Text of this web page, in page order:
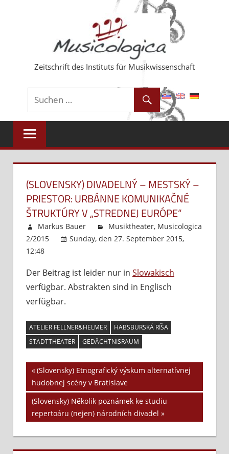
Zeitschrift des Instituts für Musikwissenschaft
(SLOVENSKY) DIVADELNÝ – MESTSKÝ –
PRIESTOR: URBÁNNE KOMUNIKAČNÉ
ŠTRUKTÚRY V „STREDNEJ EURÓPE“
Markus Bauer Musiktheater, Musicologica
2/2015
Sunday, den 27. September 2015,
12:48
Divadelný
–
priestor:
Urbánne
štruktúry
v „strednej
Der Beitrag ist leider nur in Slowakisch
verfügbar. Abstrakten sind in Englisch
verfügbar.
ATELIER FELLNER&HELMER
HABSBURSKÁ RÍŠA
STADTTHEATER
GEDÄCHTNISRAUM
Beitrags-
Navigation
Vorheriger
Beitrag:
(Slovensky) Etnografický výskum alternatívnej
hudobnej scény v Bratislave
Nächster
Beitrag:
(Slovensky) Několik poznámek ke studiu
repertoáru (nejen) národních divadel